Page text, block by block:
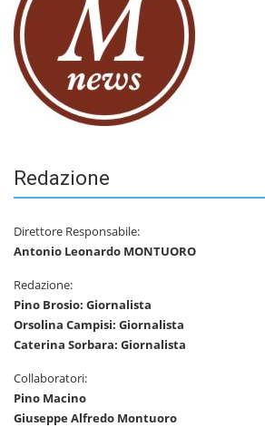
Redazione
Direttore Responsabile:
Antonio Leonardo MONTUORO
Redazione:
Pino Brosio: Giornalista
Orsolina Campisi: Giornalista
Caterina Sorbara: Giornalista
Collaboratori:
Pino Macino
Giuseppe Alfredo Montuoro